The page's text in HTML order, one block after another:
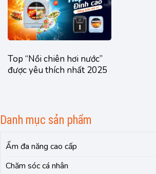
Top “Nồi chiên hơi nước”
được yêu thích nhất 2025
Danh mục sản phẩm
Ấm đa năng cao cấp
Chăm sóc cá nhân